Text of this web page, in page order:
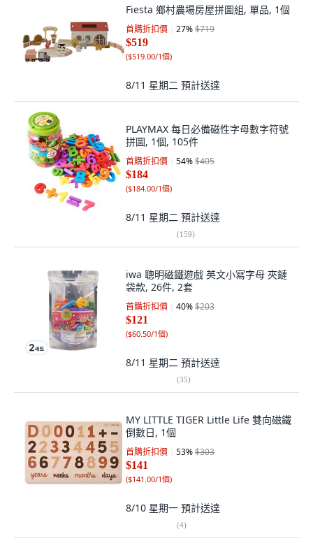
Fiesta 鄉村農場房屋拼圖組, 單品, 1個
首購折扣價 27%$719
$519
($519.00/1個)
8/11 星期二 預計送達
PLAYMAX 每日必備磁性字母數字符號
拼圖, 1個, 105件
首購折扣價 54%$405
$184
($184.00/1個)
8/11 星期二 預計送達
(159)
iwa 聰明磁鐵遊戲 英文小寫字母 夾鏈
袋款, 26件, 2套
首購折扣價 40%$203
$121
($60.50/1個)
8/11 星期二 預計送達
(35)
MY LITTLE TIGER Little Life 雙向磁鐵
倒數日, 1個
首購折扣價 53%$303
$141
($141.00/1個)
8/10 星期一 預計送達
(4)